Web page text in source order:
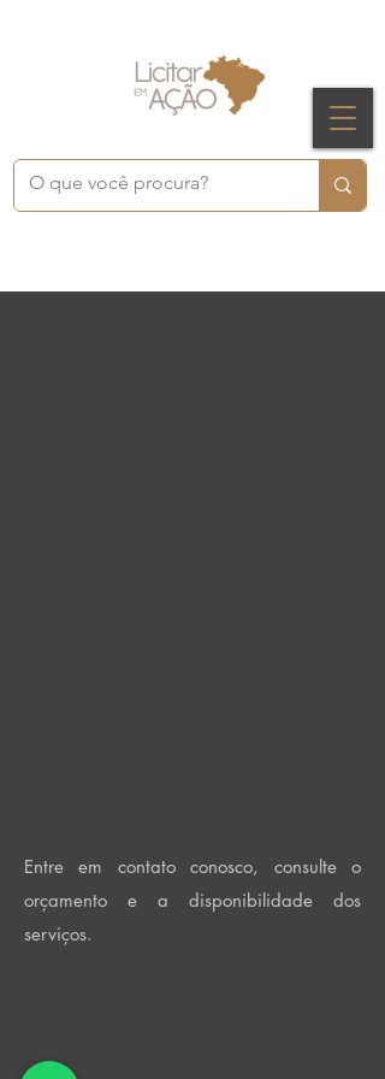
Entre em contato conosco, consulte o
orçamento e a disponibilidade dos
serviços.